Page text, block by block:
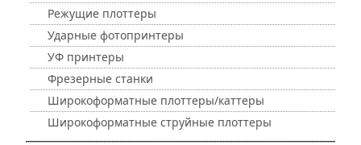
Режущие плоттеры
Ударные фотопринтеры
УФ принтеры
Фрезерные станки
Широкоформатные плоттеры/каттеры
Широкоформатные струйные плоттеры